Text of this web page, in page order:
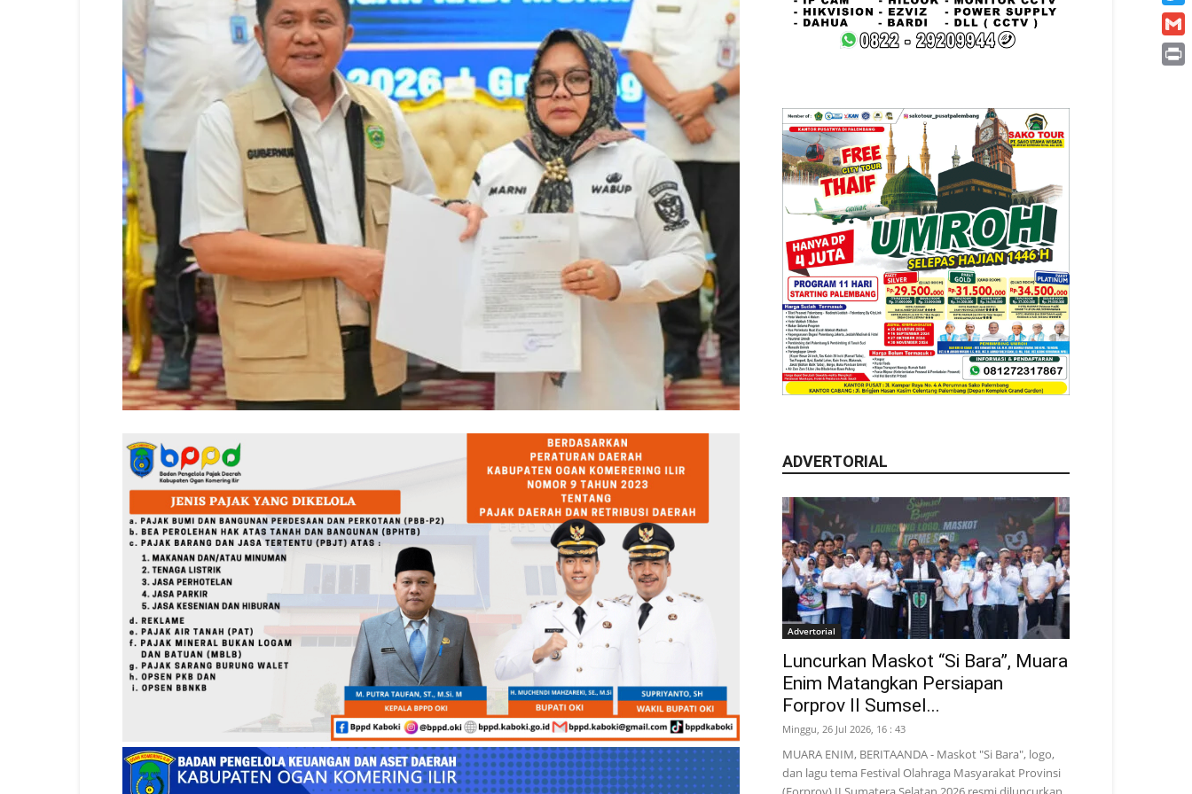
ADVERTORIAL
Advertorial
Luncurkan Maskot “Si Bara”, Muara
Enim Matangkan Persiapan
Forprov II Sumsel...
Minggu, 26 Jul 2026, 16 : 43
MUARA ENIM, BERITAANDA - Maskot "Si Bara", logo,
dan lagu tema Festival Olahraga Masyarakat Provinsi